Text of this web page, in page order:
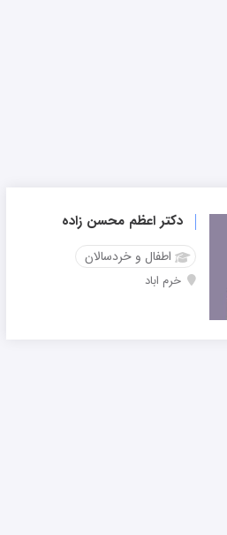
دکتر اعظم محسن زاده
اطفال و خردسالان
خرم اباد